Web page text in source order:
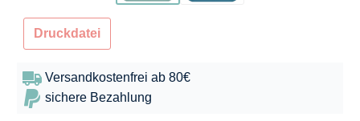
Druckdatei
Versandkostenfrei ab 80€
sichere Bezahlung